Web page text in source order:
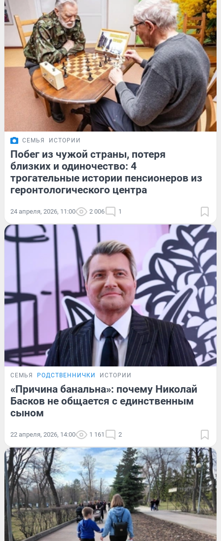
СЕМЬЯ ИСТОРИИ
Побег из чужой страны, потеря
близких и одиночество: 4
трогательные истории пенсионеров из
геронтологического центра
24 апреля, 2026, 11:00 2 006 1
СЕМЬЯ РОДСТВЕННИЧКИ ИСТОРИИ
«Причина банальна»: почему Николай
Басков не общается с единственным
сыном
22 апреля, 2026, 14:00 1 161 2